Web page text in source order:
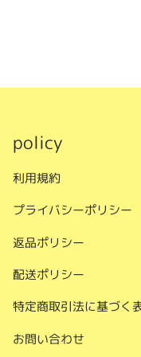
policy
利用規約
プライバシーポリシー
返品ポリシー
配送ポリシー
特定商取引法に基づく
お問い合わせ